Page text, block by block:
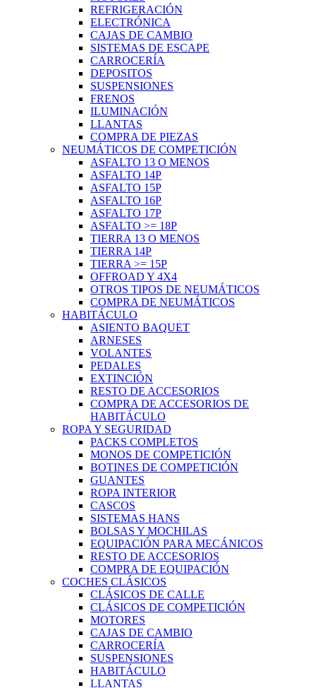
REFRIGERACIÓN
ELECTRÓNICA
CAJAS DE CAMBIO
SISTEMAS DE ESCAPE
CARROCERÍA
DEPOSITOS
SUSPENSIONES
FRENOS
ILUMINACIÓN
LLANTAS
COMPRA DE PIEZAS
NEUMÁTICOS DE COMPETICIÓN
ASFALTO 13 O MENOS
ASFALTO 14P
ASFALTO 15P
ASFALTO 16P
ASFALTO 17P
ASFALTO >= 18P
TIERRA 13 O MENOS
TIERRA 14P
TIERRA >= 15P
OFFROAD Y 4X4
OTROS TIPOS DE NEUMÁTICOS
COMPRA DE NEUMÁTICOS
HABITÁCULO
ASIENTO BAQUET
ARNESES
VOLANTES
PEDALES
EXTINCIÓN
RESTO DE ACCESORIOS
COMPRA DE ACCESORIOS DE
HABITÁCULO
ROPA Y SEGURIDAD
PACKS COMPLETOS
MONOS DE COMPETICIÓN
BOTINES DE COMPETICIÓN
GUANTES
ROPA INTERIOR
CASCOS
SISTEMAS HANS
BOLSAS Y MOCHILAS
EQUIPACIÓN PARA MECÁNICOS
RESTO DE ACCESORIOS
COMPRA DE EQUIPACIÓN
COCHES CLÁSICOS
CLÁSICOS DE CALLE
CLÁSICOS DE COMPETICIÓN
MOTORES
CAJAS DE CAMBIO
CARROCERÍA
SUSPENSIONES
HABITÁCULO
LLANTAS